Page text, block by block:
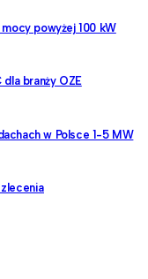
powyżej 100 kW
branży OZE
w Polsce 1-5 MW